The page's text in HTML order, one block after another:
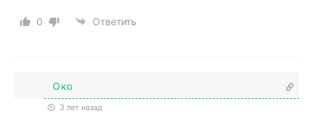
0 Ответить
Око
3 лет назад